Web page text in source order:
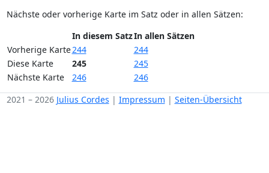
Nächste oder vorherige Karte im Satz oder in allen Sätzen:
In diesem SatzIn allen Sätzen
Vorherige Karte244
244
Diese Karte
245
245
Nächste Karte
246
246
2021 – 2026 Julius Cordes | Impressum | Seiten-Übersicht